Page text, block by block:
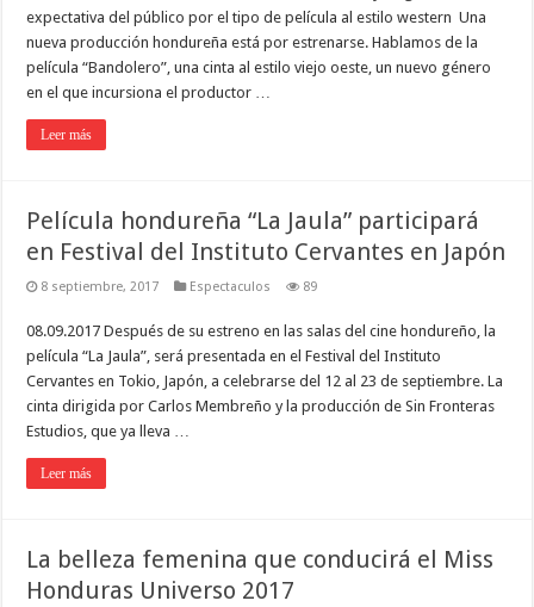
expectativa del público por el tipo de película al estilo western Una
nueva producción hondureña está por estrenarse. Hablamos de la
película “Bandolero”, una cinta al estilo viejo oeste, un nuevo género
en el que incursiona el productor …
Leer más
Película hondureña “La Jaula” participará
en Festival del Instituto Cervantes en Japón
8 septiembre, 2017 Espectaculos 89
08.09.2017 Después de su estreno en las salas del cine hondureño, la
película “La Jaula”, será presentada en el Festival del Instituto
Cervantes en Tokio, Japón, a celebrarse del 12 al 23 de septiembre. La
cinta dirigida por Carlos Membreño y la producción de Sin Fronteras
Estudios, que ya lleva …
Leer más
La belleza femenina que conducirá el Miss
Honduras Universo 2017